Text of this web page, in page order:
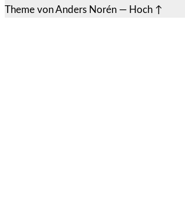
Theme vonAnders Norén — Hoch ↑